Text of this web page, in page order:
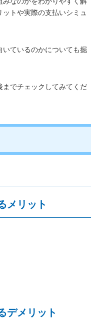
トや実際の支払いシミュ
いているのかについても掘
でチェックしてみてくだ
メリット
デメリット